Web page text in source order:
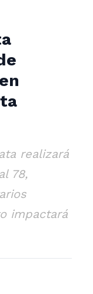
realizará
78,
impactará